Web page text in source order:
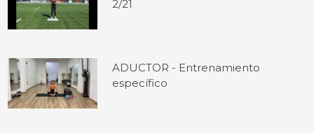
2/21
ADUCTOR - Entrenamiento
específico